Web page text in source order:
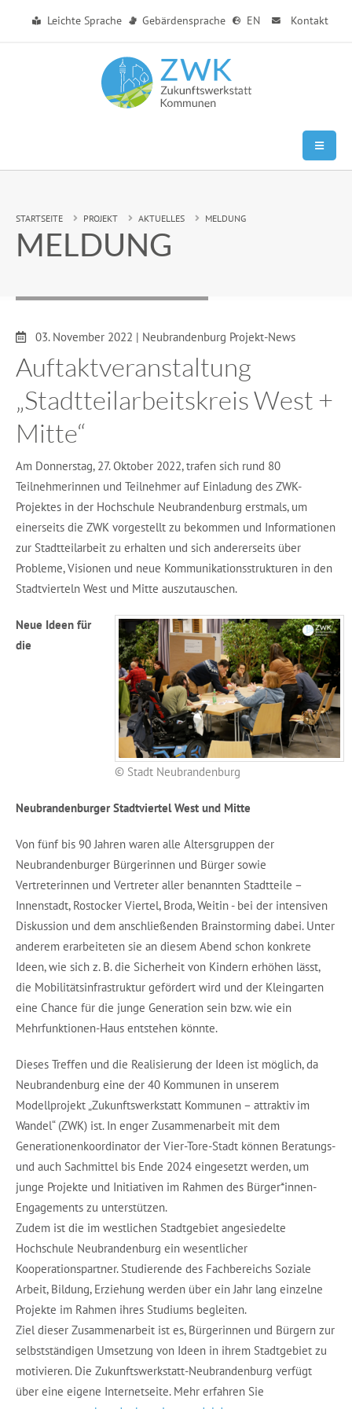
Leichte Sprache Gebärdensprache EN Kontakt
Sie sind hier:
STARTSEITE PROJEKT AKTUELLES MELDUNG
MELDUNG
Datum:
03. November 2022 | Neubrandenburg Projekt-News
Auftaktveranstaltung
„Stadtteilarbeitskreis West +
Mitte“
Am Donnerstag, 27. Oktober 2022, trafen sich rund 80
Teilnehmerinnen und Teilnehmer auf Einladung des ZWK-
Projektes in der Hochschule Neubrandenburg erstmals, um
einerseits die ZWK vorgestellt zu bekommen und Informationen
zur Stadtteilarbeit zu erhalten und sich andererseits über
Probleme, Visionen und neue Kommunikationsstrukturen in den
Stadtvierteln West und Mitte auszutauschen.
© Stadt Neubrandenburg
Neue Ideen für
die
Neubrandenburger Stadtviertel West und Mitte
Von fünf bis 90 Jahren waren alle Altersgruppen der
Neubrandenburger Bürgerinnen und Bürger sowie
Vertreterinnen und Vertreter aller benannten Stadtteile –
Innenstadt, Rostocker Viertel, Broda, Weitin - bei der intensiven
Diskussion und dem anschließenden Brainstorming dabei. Unter
anderem erarbeiteten sie an diesem Abend schon konkrete
Ideen, wie sich z. B. die Sicherheit von Kindern erhöhen lässt,
die Mobilitätsinfrastruktur gefördert wird und der Kleingarten
eine Chance für die junge Generation sein bzw. wie ein
Mehrfunktionen-Haus entstehen könnte.
Dieses Treffen und die Realisierung der Ideen ist möglich, da
Neubrandenburg eine der 40 Kommunen in unserem
Modellprojekt „Zukunftswerkstatt Kommunen – attraktiv im
Wandel“ (ZWK) ist. In enger Zusammenarbeit mit dem
Generationenkoordinator der Vier-Tore-Stadt können Beratungs-
und auch Sachmittel bis Ende 2024 eingesetzt werden, um
junge Projekte und Initiativen im Rahmen des Bürger*innen-
Engagements zu unterstützen.
Zudem ist die im westlichen Stadtgebiet angesiedelte
Hochschule Neubrandenburg ein wesentlicher
Kooperationspartner. Studierende des Fachbereichs Soziale
Arbeit, Bildung, Erziehung werden über ein Jahr lang einzelne
Projekte im Rahmen ihres Studiums begleiten.
Ziel dieser Zusammenarbeit ist es, Bürgerinnen und Bürgern zur
selbstständigen Umsetzung von Ideen in ihrem Stadtgebiet zu
motivieren. Die Zukunftswerkstatt-Neubrandenburg verfügt
über eine eigene Internetseite. Mehr erfahren Sie